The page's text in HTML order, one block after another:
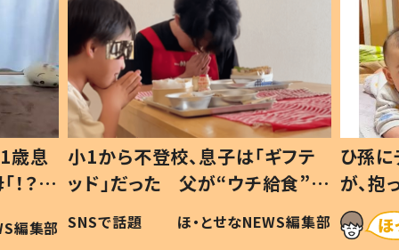
歳息
？」
編集部
小1から不登校、息子は「ギフテ
ッド」だった 父が“ウチ給食”を
作り続ける理由とは #令和の親
#令和の子
SNSで話題 ほ・とせなNEWS編集部
ひ孫
が、
「涙が
い」